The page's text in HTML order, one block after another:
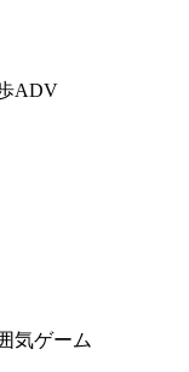
ADV
気ゲーム